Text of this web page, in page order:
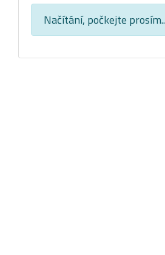
Načítání, počkejte prosím..